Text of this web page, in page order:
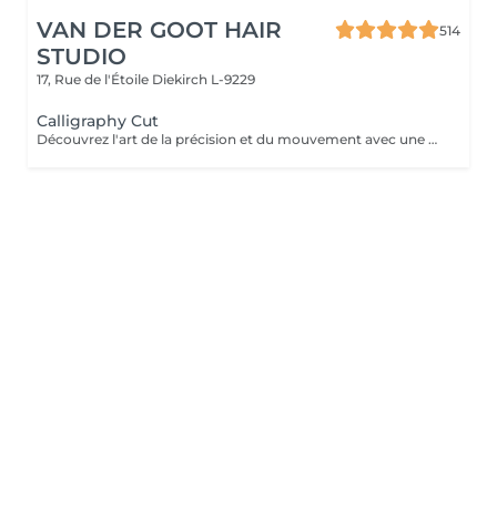
VAN DER GOOT HAIR
STUDIO
514
17, Rue de l'Étoile Diekirch L-9229
Calligraphy Cut
Découvrez l'art de la précision et du mouvement avec une coupe Calligraphy Cut. Grâce à une technique unique réalisée avec une lame inclinée, chaque mèche est sculptée pour créer des couches douces et fluides, apportant volume naturel, texture et une forme légère. Idéale pour renforcer la densité, encadrer le visage et donner aux cheveux une sensation aérienne. Cette technique crée un style moderne, dynamique et parfaitement travaillé.